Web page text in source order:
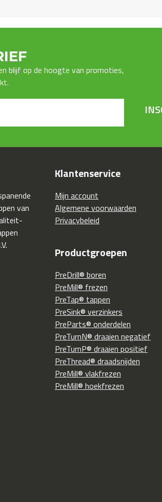
blijf op de hoogte van promoties,
van
Klantenservice
Mijn account
Algemene voorwaarden
Privacybeleid
Productgroepen
PreDrill® boren
PreMill® frezen
PreTap® tappen
PreSink® verzinkers
PreParts® onderdelen
PreTurnN® draaien negatief
PreTurnP® draaien positief
PreThread® draadsnijden
PreMill® vlakfrezen
PreMill® hoekfrezen